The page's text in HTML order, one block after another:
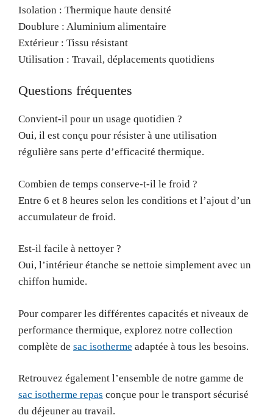
Isolation : Thermique haute densité
Doublure : Aluminium alimentaire
Extérieur : Tissu résistant
Utilisation : Travail, déplacements quotidiens
Questions fréquentes
Convient-il pour un usage quotidien ?
Oui, il est conçu pour résister à une utilisation
régulière sans perte d’efficacité thermique.
Combien de temps conserve-t-il le froid ?
Entre 6 et 8 heures selon les conditions et l’ajout d’un
accumulateur de froid.
Est-il facile à nettoyer ?
Oui, l’intérieur étanche se nettoie simplement avec un
chiffon humide.
Pour comparer les différentes capacités et niveaux de
performance thermique, explorez notre collection
complète de sac isotherme adaptée à tous les besoins.
Retrouvez également l’ensemble de notre gamme de
sac isotherme repas conçue pour le transport sécurisé
du déjeuner au travail.